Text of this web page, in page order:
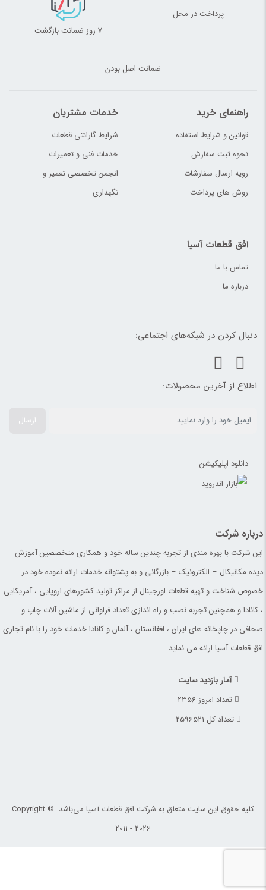
پرداخت در محل
7 روز ضمانت بازگشت
ضمانت اصل بودن
راهنمای خرید
قوانین و شرایط استفاده
نحوه ثبت سفارش
رویه ارسال سفارشات
روش های پرداخت
خدمات مشتریان
شرایط گارانتی قطعات
خدمات فنی و تعمیرات
انجمن تخصصی تعمیر و
نگهداری
افق قطعات آسیا
تماس با ما
درباره ما
دنبال کردن در شبکه‌های اجتماعی:
اطلاع از آخرین محصولات:
ارسال
دانلود اپلیکیشن
درباره شرکت
این شرکت با بهره مندی از تجربه چندین ساله خود و همکاری متخصصین آموزش
دیده مکانیکال – الکترونیک – بازرگانی و به پشتوانه خدمات ارائه نموده خود در
خصوص شناخت و تهیه قطعات اورجینال از مراکز تولید کشورهای اروپایی ، آمریکایی
، کانادا و همچنین تجربه نصب و راه اندازی تعداد فراوانی از ماشین آلات چاپ و
صحافی در چاپخانه های ایران ، افغانستان ، آلمان و کانادا خدمات خود را با نام تجاری
افق قطعات آسیا ارائه می نماید.
آمار بازدید سایت
تعداد امروز 2356
تعداد کل 2596521
کلیه حقوق این سایت متعلق به شرکت افق قطعات آسیا می‌باشد. Copyright ©
2011 - 2026